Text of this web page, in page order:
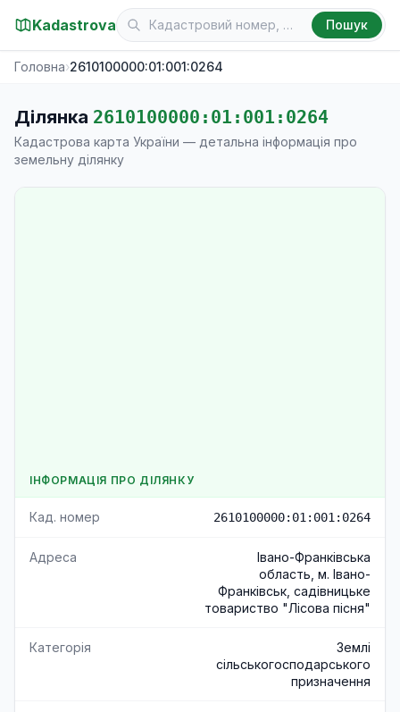
Kadastrova Пошук
Головна›2610100000:01:001:0264
Ділянка 2610100000:01:001:0264
Кадастрова карта України — детальна інформація про
земельну ділянку
ІНФОРМАЦІЯ ПРО ДІЛЯНКУ
Кад. номер 2610100000:01:001:0264
Адреса
Івано-Франківська
область, м. Івано-
Франківськ, садівницьке
товариство "Лісова пісня"
Категорія
Землі
сільськогосподарського
призначення